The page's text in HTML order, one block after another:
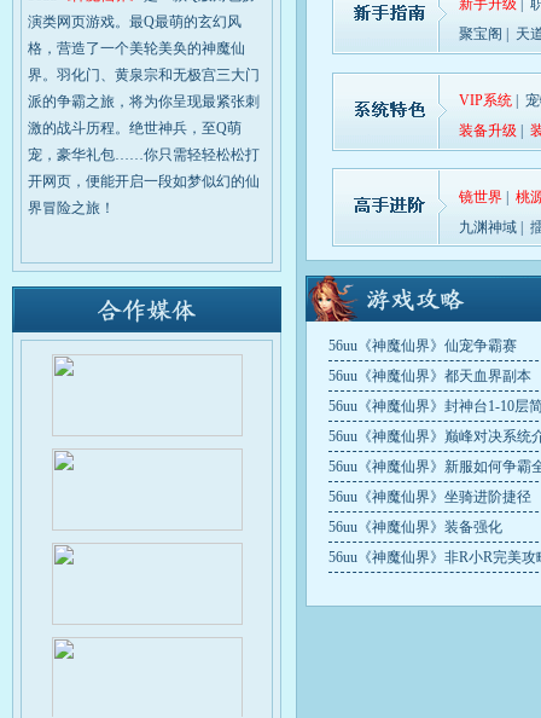
演类网页游戏。最Q最萌的玄幻风
格，营造了一个美轮美奂的神魔仙
界。羽化门、黄泉宗和无极宫三大门
派的争霸之旅，将为你呈现最紧张刺
激的战斗历程。绝世神兵，至Q萌
宠，豪华礼包……你只需轻轻松松打
开网页，便能开启一段如梦似幻的仙
界冒险之旅！
天降横财
仙界斗法
19:00-19:30
19:00-19:30
擂台争霸
20:00-20:30
新手升级
聚宝阁
天
VIP系统
装备升级
镜世界
桃
九渊神域
56uu《神魔仙界》仙宠争霸赛
56uu《神魔仙界》都天血界副本
56uu《神魔仙界》封神台1-10层
56uu《神魔仙界》巅峰对决系统
56uu《神魔仙界》新服如何争霸
56uu《神魔仙界》坐骑进阶捷径
56uu《神魔仙界》装备强化
56uu《神魔仙界》非R小R完美攻